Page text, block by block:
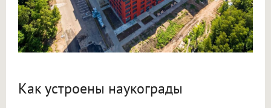
Как устроены наукограды